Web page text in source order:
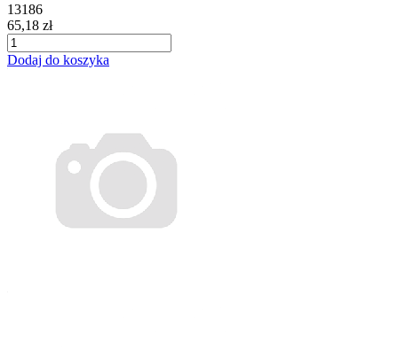
13186
65,18 zł
Dodaj do koszyka